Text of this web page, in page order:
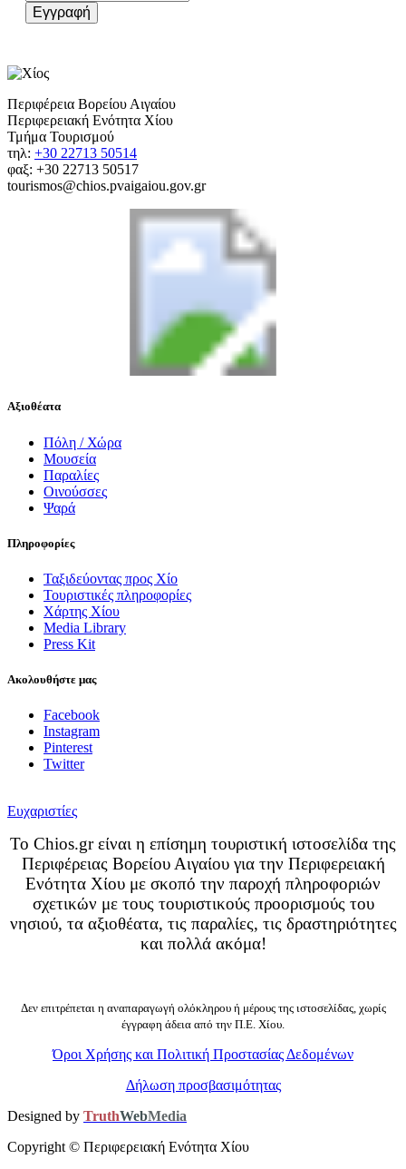
Εγγραφή
Περιφέρεια Βορείου Αιγαίου
Περιφερειακή Ενότητα Χίου
Τμήμα Τουρισμού
τηλ: +30 22713 50514
φαξ: +30 22713 50517
tourismos@chios.pvaigaiou.gov.gr
Αξιοθέατα
Πόλη / Χώρα
Μουσεία
Παραλίες
Οινούσσες
Ψαρά
Πληροφορίες
Ταξιδεύοντας προς Χίο
Τουριστικές πληροφορίες
Χάρτης Χίου
Media Library
Press Kit
Ακολουθήστε μας
Facebook
Instagram
Pinterest
Twitter
Ευχαριστίες
Το Chios.gr είναι η επίσημη τουριστική ιστοσελίδα της
Περιφέρειας Βορείου Αιγαίου για την Περιφερειακή
Ενότητα Χίου με σκοπό την παροχή πληροφοριών
σχετικών με τους τουριστικούς προορισμούς του
νησιού, τα αξιοθέατα, τις παραλίες, τις δραστηριότητες
και πολλά ακόμα!
Δεν επιτρέπεται η αναπαραγωγή ολόκληρου ή μέρους της ιστοσελίδας, χωρίς
έγγραφη άδεια από την Π.Ε. Χίου.
Όροι Χρήσης και Πολιτική Προστασίας Δεδομένων
Δήλωση προσβασιμότητας
Designed by TruthWebMedia
Copyright © Περιφερειακή Ενότητα Χίου